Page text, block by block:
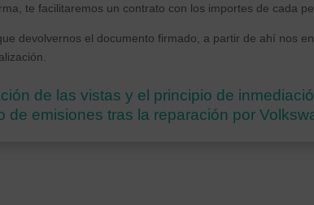
te facilitaremos un contrato con los importes de cada
devolvernos el documento firmado, a partir de ahí nos
de las vistas y el principio de
de emisiones tras la reparación por